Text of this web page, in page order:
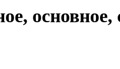
основное,